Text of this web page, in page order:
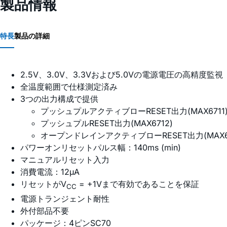
製品情報
特長製品の詳細
2.5V、3.0V、3.3Vおよび5.0Vの電源電圧の高精度監視
全温度範囲で仕様測定済み
3つの出力構成で提供
プッシュプルアクティブローRESET出力(MAX6711)
プッシュプルRESET出力(MAX6712)
オープンドレインアクティブローRESET出力
パワーオンリセットパルス幅：140ms (min)
マニュアルリセット入力
消費電流：12µA
リセットがVCC = +1Vまで有効であることを保証
電源トランジェント耐性
外付部品不要
パッケージ：4ピンSC70